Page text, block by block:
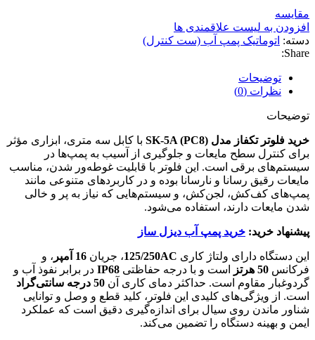
مقایسه
افزودن به لیست علاقمندی ها
دسته: اتوماتیک پمپ آب (ست کنترل)
Share:
توضیحات
نظرات (0)
توضیحات
خرید فلوتر تکفاز مدل SK-5A (PC8)
با کابل سه متری، ابزاری مؤثر
برای کنترل سطح مایعات و جلوگیری از آسیب به پمپ‌ها در
سیستم‌های برقی است. این فلوتر با قابلیت غوطه‌ور شدن، مناسب
مایعات رقیق رسانا و نارسانا بوده و در کاربردهای متنوعی مانند
پمپ‌های کف‌کش، لجن‌کش، و سیستم‌هایی که نیاز به پر و خالی
شدن مایعات دارند، استفاده می‌شود.
پیشنهاد خرید: خرید پمپ آب دیزل ساز
این دستگاه دارای ولتاژ کاری 125/250AC، جریان 16 آمپر
، و
فرکانس 50 هرتز است و با درجه حفاظتی IP68 در برابر نفوذ آب و
گردوغبار مقاوم است. حداکثر دمای کاری آن 50 درجه سانتی‌گراد
است. از ویژگی‌های کلیدی این فلوتر، کلید قطع و وصل و توانایی
شناور ماندن روی سیال برای اندازه‌گیری دقیق است که عملکرد
ایمن و بهینه دستگاه را تضمین می‌کند.